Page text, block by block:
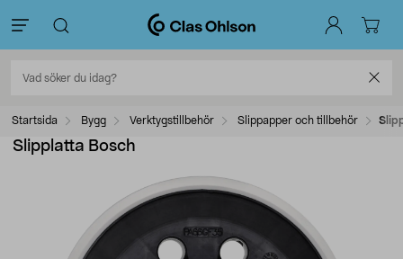
Startsida Bygg Verktygstillbehör Slippapper och tillbehör
Slipplatta Bosch